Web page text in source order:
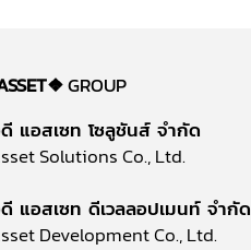
GROUP
แอสเซท โซลูชันส์ จำกัด
Solutions Co., Ltd.
แอสเซท ดีเวลลอปเมนท์ จำกัด
Development Co., Ltd.